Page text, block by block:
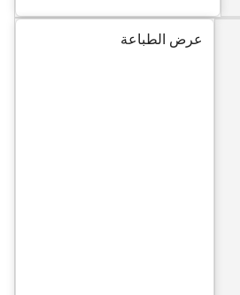
عرض الطباعة